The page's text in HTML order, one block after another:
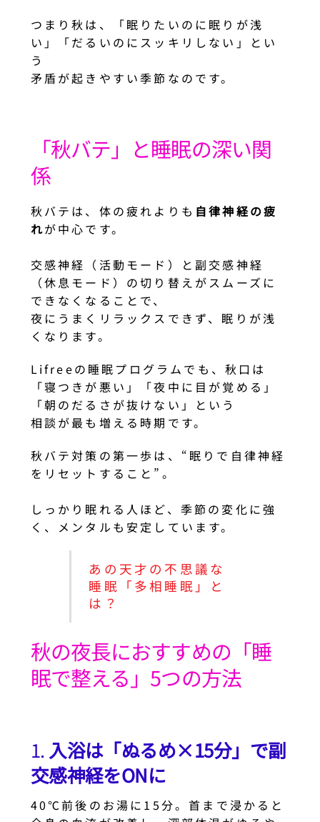
つまり秋は、「眠りたいのに眠りが浅
い」「だるいのにスッキリしない」とい
う
矛盾が起きやすい季節なのです。
「秋バテ」と睡眠の深い関
係
秋バテは、体の疲れよりも 自律神経の疲
れが中心です。
交感神経（活動モード）と副交感神経
（休息モード）の切り替えがスムーズに
できなくなることで、
夜にうまくリラックスできず、眠りが浅
くなります。
Lifreeの睡眠プログラムでも、秋口は
「寝つきが悪い」「夜中に目が覚める」
「朝のだるさが抜けない」という
相談が最も増える時期です。
秋バテ対策の第一歩は、“眠りで自律神経
をリセットすること”。
しっかり眠れる人ほど、季節の変化に強
く、メンタルも安定しています。
あの天才の不思議な
睡眠「多相睡眠」と
は？
秋の夜長におすすめの「睡
眠で整える」5つの方法
1.入浴は「ぬるめ×15分」で副
交感神経をONに
40℃前後のお湯に15分。首まで浸かると